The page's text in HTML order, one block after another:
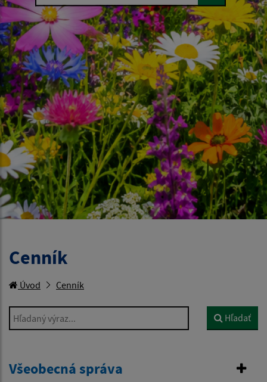
Cenník
Úvod Cenník
Hľadaný výraz... Hľadať
Všeobecná správa